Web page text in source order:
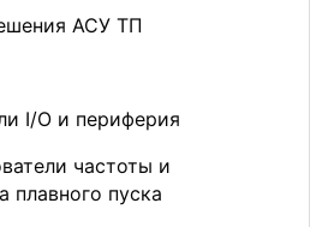
АСУ ТП
I/O и периферия
частоты и
плавного пуска